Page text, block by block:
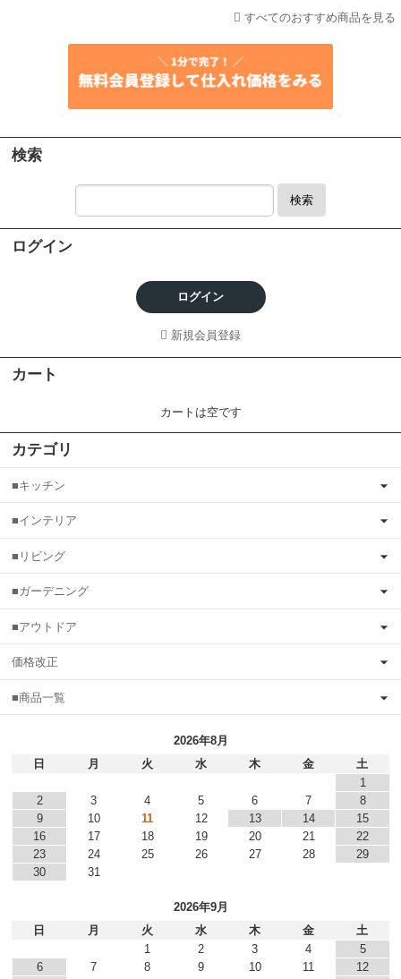
すべてのおすすめ商品を見る
検索
検索
ログイン
ログイン
新規会員登録
カート
カートは空です
カテゴリ
■キッチン
■インテリア
■リビング
■ガーデニング
■アウトドア
価格改正
■商品一覧
2026年8月
日
月 火 水 木 金
土
1
2
3 4 5 6 7
8
9
10 11 12 13 14
15
16
17 18 19 20 21
22
23
24 25 26 27 28
29
30
31
2026年9月
日
月 火 水 木 金
土
1
2 3 4
5
6
7 8 9 10 11
12